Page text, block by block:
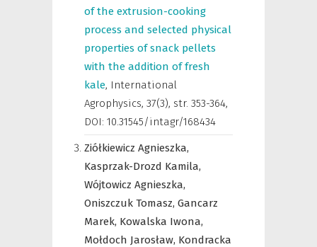
of the extrusion-cooking
process and selected physical
properties of snack pellets
with the addition of fresh
kale, International
Agrophysics, 37(3), str. 353-364,
DOI: 10.31545/intagr/168434
Ziółkiewicz Agnieszka,
Kasprzak-Drozd Kamila,
Wójtowicz Agnieszka,
Oniszczuk Tomasz, Gancarz
Marek, Kowalska Iwona,
Mołdoch Jarosław, Kondracka